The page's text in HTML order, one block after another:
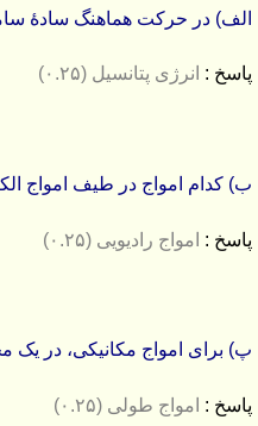
الف) در حرکت هماهنگ سادۀ
پاسخ : انرژی پتانسیل (۰.۲۵)
ب) کدام امواج در طیف امواج
پاسخ : امواج رادیویی (۰.۲۵)
پ) برای امواج مکانیکی، در یک
پاسخ : امواج طولی (۰.۲۵)